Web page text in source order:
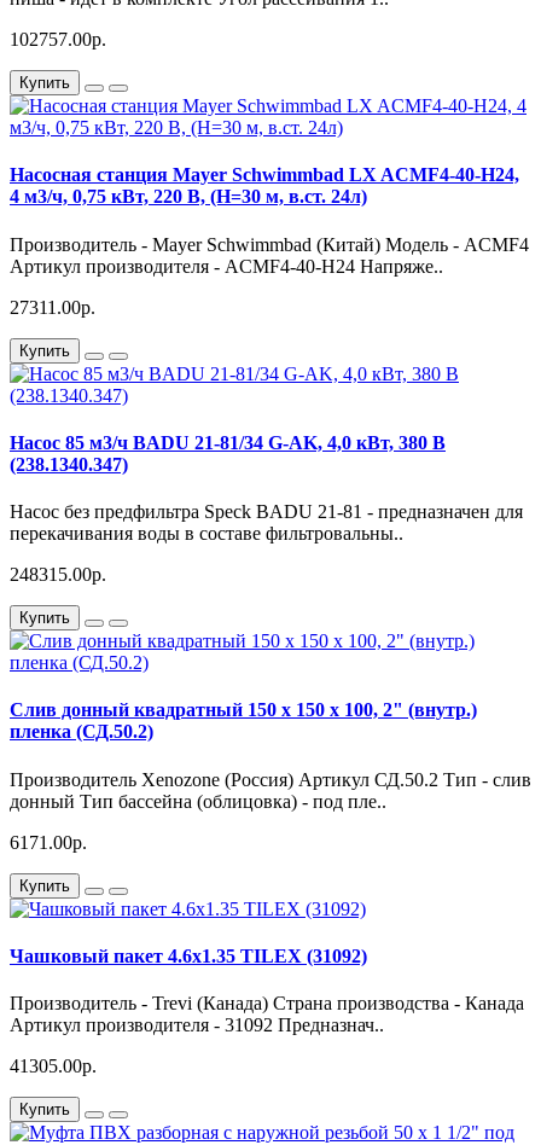
102757.00р.
Купить
Насосная станция Mayer Schwimmbad LX ACMF4-40-H24,
4 м3/ч, 0,75 кВт, 220 В, (H=30 м, в.ст. 24л)
Производитель - Mayer Schwimmbad (Китай) Модель - ACMF4
Артикул производителя - ACMF4-40-H24 Напряже..
27311.00р.
Купить
Насос 85 м3/ч BADU 21-81/34 G-AK, 4,0 кВт, 380 В
(238.1340.347)
Насос без предфильтра Speck BADU 21-81 - предназначен для
перекачивания воды в составе фильтровальны..
248315.00р.
Купить
Слив донный квадратный 150 х 150 х 100, 2" (внутр.)
пленка (СД.50.2)
Производитель Xenozone (Россия) Артикул СД.50.2 Тип - слив
донный Тип бассейна (облицовка) - под пле..
6171.00р.
Купить
Чашковый пакет 4.6х1.35 TILEX (31092)
Производитель - Trevi (Канада) Страна производства - Канада
Артикул производителя - 31092 Предназнач..
41305.00р.
Купить